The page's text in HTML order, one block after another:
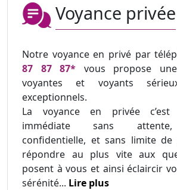
Voyance privée
Notre voyance en privé par
87 87 87* vous propose
voyantes et voyants
exceptionnels.
La voyance en privée c’est
immédiate sans
confidentielle, et sans limite
répondre au plus vite aux
posent à vous et ainsi éclaircir
sérénité... Lire plus